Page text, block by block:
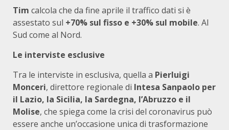
Tim calcola che da fine aprile il traffico dati si è
assestato sul +70% sul fisso e +30% sul mobile. Al
Sud come al Nord.
Le interviste esclusive
Tra le interviste in esclusiva, quella a Pierluigi
Monceri, direttore regionale di Intesa Sanpaolo per
il Lazio, la Sicilia, la Sardegna, l’Abruzzo e il
Molise, che spiega come la crisi del coronavirus può
essere anche un’occasione unica di trasformazione